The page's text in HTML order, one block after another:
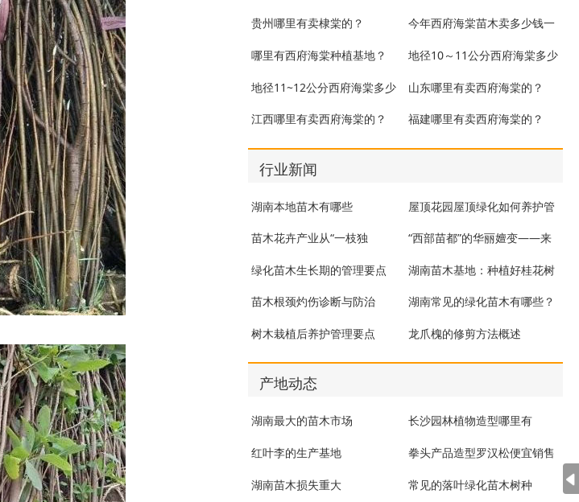
贵州哪里有卖棣棠的？
今年西府海棠苗木卖多少钱一
哪里有西府海棠种植基地？
地径10～11公分西府海棠多少
地径11~12公分西府海棠多少
山东哪里有卖西府海棠的？
江西哪里有卖西府海棠的？ 福建哪里有卖西府海棠的？
行业新闻
湖南本地苗木有哪些
屋顶花园屋顶绿化如何养护管
苗木花卉产业从“一枝独
“西部苗都”的华丽嬗变——来
绿化苗木生长期的管理要点
湖南苗木基地：种植好桂花树
苗木根颈灼伤诊断与防治
湖南常见的绿化苗木有哪些？
树木栽植后养护管理要点 龙爪槐的修剪方法概述
产地动态
湖南最大的苗木市场 长沙园林植物造型哪里有
红叶李的生产基地 拳头产品造型罗汉松便宜销售
湖南苗木损失重大 常见的落叶绿化苗木树种